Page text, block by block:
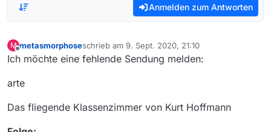
Anmelden zum Antworten
M
Offline
metasmorphoseschrieb am 9. Sept. 2020, 21:10
zuletzt editiert von
Ich möchte eine fehlende Sendung melden:
arte
Das fliegende Klassenzimmer von Kurt Hoffmann